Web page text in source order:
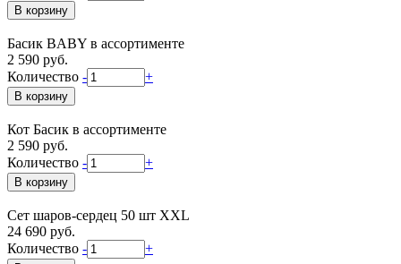
Басик BABY в ассортименте
2 590 руб.
Количество - +
Кот Басик в ассортименте
2 590 руб.
Количество - +
Сет шаров-сердец 50 шт XXL
24 690 руб.
Количество - +